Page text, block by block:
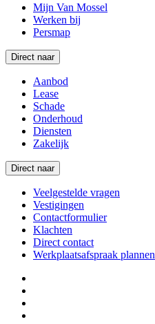
Mijn Van Mossel
Werken bij
Persmap
Direct naar
Aanbod
Lease
Schade
Onderhoud
Diensten
Zakelijk
Direct naar
Veelgestelde vragen
Vestigingen
Contactformulier
Klachten
Direct contact
Werkplaatsafspraak plannen